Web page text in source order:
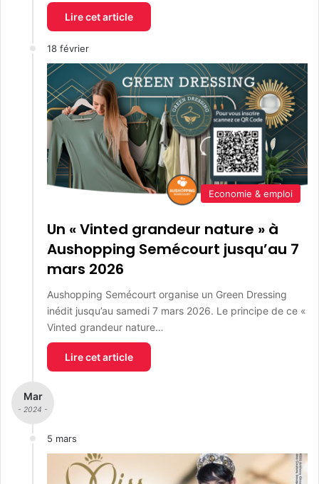
Lire cet article
18 février
Economie & emploi
Un « Vinted grandeur nature » à
Aushopping Semécourt jusqu’au 7
mars 2026
Aushopping Semécourt organise un Green Dressing
inédit jusqu’au samedi 7 mars 2026. Le principe de ce «
Vinted grandeur nature…
Lire cet article
Mar
- 2024 -
5 mars